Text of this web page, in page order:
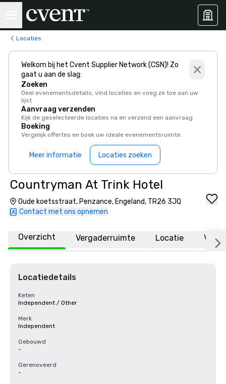
Locaties
Welkom bij het Cvent Supplier Network (CSN)! Zo
gaat u aan de slag:
Zoeken
Deel evenementsdetails, vind locaties en voeg ze toe aan uw
lijst
Aanvraag verzenden
Kijk de geselecteerde locaties na en verzend een aanvraag
Boeking
Vergelijk offertes en boek uw ideale evenementsruimte
Meer informatie Locaties zoeken
Countryman At Trink Hotel
Oude koetsstraat, Penzance, Engeland, TR26 3JQ
Contact met ons opnemen
Overzicht Vergaderruimte Locatie
Locatiedetails
Keten
Independent / Other
Merk
Independent
Gebouwd
-
Gerenoveerd
-